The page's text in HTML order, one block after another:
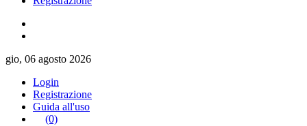
gio, 06 agosto 2026
Login
Registrazione
Guida all'uso
(0)